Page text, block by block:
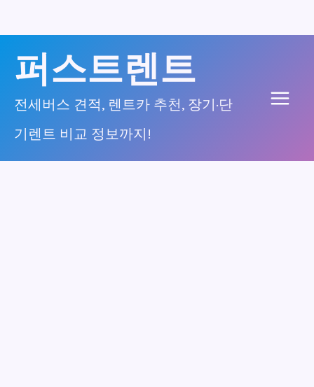
너
퍼스트렌트
전세버스 견적, 렌트카 추천, 장기·단
기렌트 비교 정보까지!